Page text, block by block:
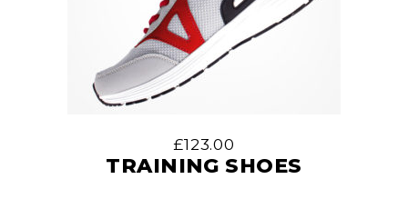
£123.00
TRAINING SHOES